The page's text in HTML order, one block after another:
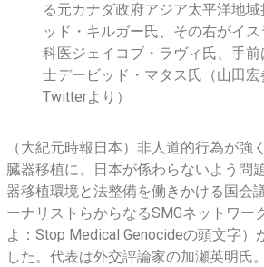
移
植
ビ
ジ
ネ
ス
に
る元カナダ政府アジア太平洋地
ッド・キルガー氏、その右がイ
科医ジェイコブ・ラヴィ氏、手
士デービッド・マタス氏（山田宏
Twitterより）
（大紀元時報日本）非人道的行為が強
臓器移植に、日本が係わらないよう問
器移植環境と法整備を働きかける国会
ーナリストらからなるSMGネットワー
よ：Stop Medical Genocideの頭文字）
した。代表は外交評論家の加瀬英明氏